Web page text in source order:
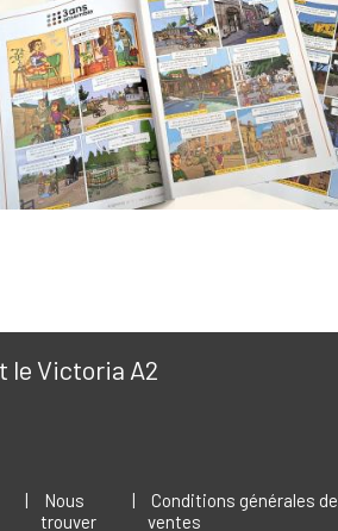
le Victoria A2
|
Nous
trouver
|
Conditions générales de
ventes